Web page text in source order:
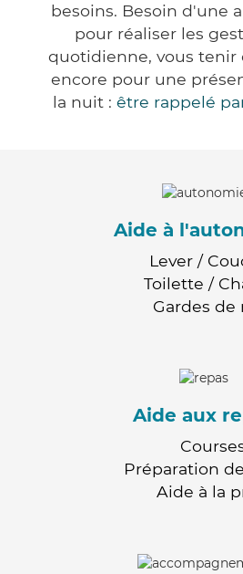
besoins. Besoin d'une
pour réaliser les
quotidienne, vous tenir
encore pour une
la nuit : être rappelé
Aide à
Lever /
Toilette /
Gardes de
Aide aux
Préparation
Aide à la